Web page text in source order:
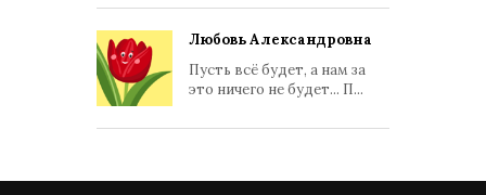
Любовь Александровна
Пусть всё будет, а нам за
это ничего не будет... П...